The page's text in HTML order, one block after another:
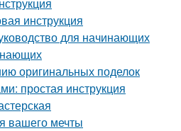
инструкция
для начинающих
оригинальных поделок
простая инструкция
вашего мечты